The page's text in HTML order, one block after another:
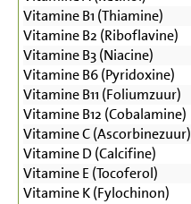
Vitamine B1 (Thiamine)
Vitamine B2 (Riboflavine)
Vitamine B3 (Niacine)
Vitamine B6 (Pyridoxine)
Vitamine B11 (Foliumzuur)
Vitamine B12 (Cobalamine)
Vitamine C (Ascorbinezuur)
Vitamine D (Calcifine)
Vitamine E (Tocoferol)
Vitamine K (Fylochinon)